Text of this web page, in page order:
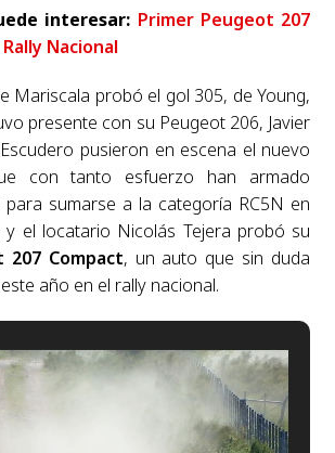
interesar: Primer Peugeot 207
Nacional
Mariscala probó el gol 305, de Young,
presente con su Peugeot 206, Javier
pusieron en escena el nuevo
con tanto esfuerzo han armado
sumarse a la categoría RC5N en
y el locatario Nicolás Tejera probó su
207 Compact, un auto que sin duda
año en el rally nacional.